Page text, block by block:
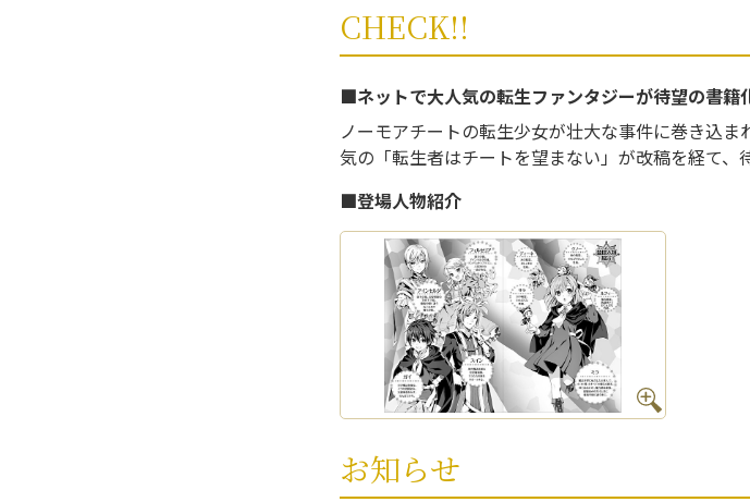
CHECK!!
■ネットで大人気の転生ファンタジーが待望の書籍
ノーモアチートの転生少女が壮大な事件に巻き込
気の「転生者はチートを望まない」が改稿を経て、
■登場人物紹介
お知らせ